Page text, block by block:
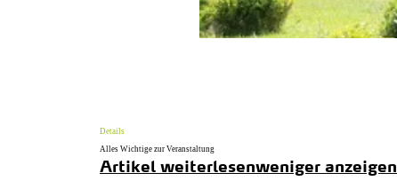
Details
Alles Wichtige zur Veranstaltung
Artikel weiterlesenweniger anzeigen